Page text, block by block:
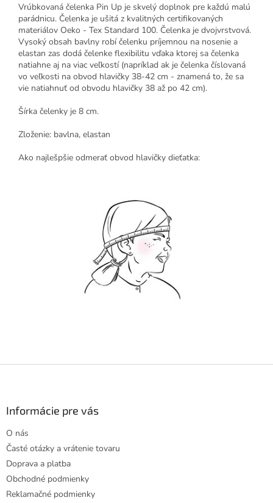
Vrúbkovaná čelenka Pin Up je skvelý doplnok pre každú malú
parádnicu. Čelenka je ušitá z kvalitných certifikovaných
materiálov Oeko - Tex Standard 100. Čelenka je dvojvrstvová.
Vysoký obsah bavlny robí čelenku príjemnou na nosenie a
elastan zas dodá čelenke flexibilitu vďaka ktorej sa čelenka
natiahne aj na viac veľkostí (napríklad ak je čelenka číslovaná
vo veľkosti na obvod hlavičky 38-42 cm - znamená to, že sa
vie natiahnuť od obvodu hlavičky 38 až po 42 cm).
Šírka čelenky je 8 cm.
Zloženie: bavlna, elastan
Ako najlešpšie odmerať obvod hlavičky dieťatka:
Informácie pre vás
O nás
Časté otázky a vrátenie tovaru
Doprava a platba
Obchodné podmienky
Reklamačné podmienky